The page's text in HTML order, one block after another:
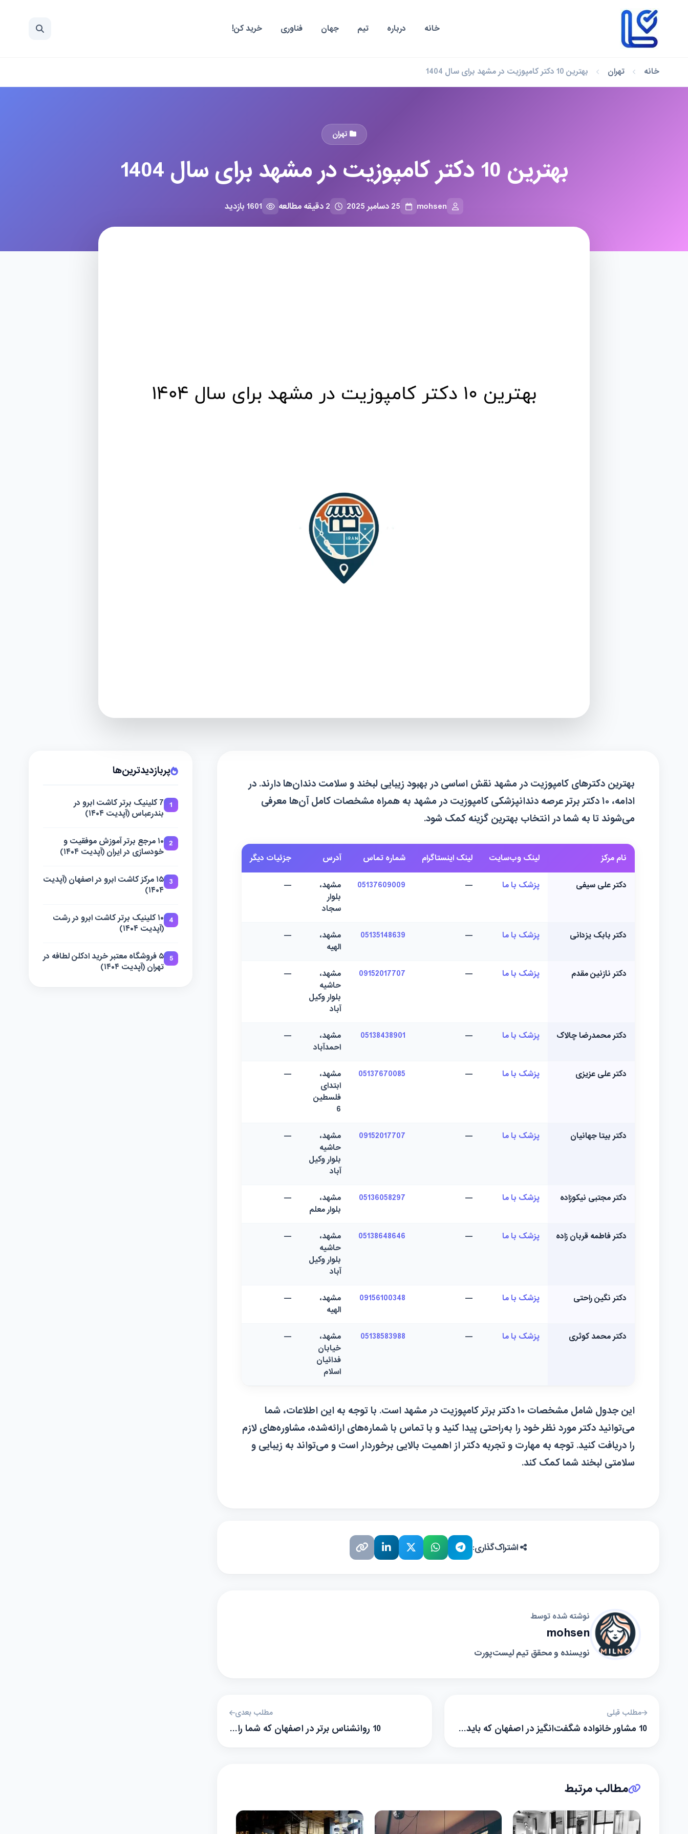
خانه درباره تیم جهان فناوری خرید کن!
خانه تهران بهترین 10 دکتر کامپوزیت در مشهد برای سال 1404
تهران
بهترین 10 دکتر کامپوزیت در مشهد برای سال 1404
mohsen 25 دسامبر 2025 2 دقیقه مطالعه 1601 بازدید
بهترین دکترهای کامپوزیت در مشهد نقش اساسی در بهبود زیبایی لبخند و سلامت دندان‌ها دارند. در
ادامه، ۱۰ دکتر برتر عرصه دندانپزشکی کامپوزیت در مشهد به همراه مشخصات کامل آن‌ها معرفی
می‌شوند تا به شما در انتخاب بهترین گزینه کمک شود.
نام مرکز لینک وب‌سایت لینک اینستاگرام شماره تماس آدرس جزئیات دیگر
دکتر علی سیفی پزشک با ما —
05137609009
مشهد،
بلوار
سجاد
—
دکتر بابک یزدانی پزشک با ما —
05135148639
مشهد،
الهیه
—
دکتر نازنین مقدم پزشک با ما —
09152017707
مشهد،
حاشیه
بلوار وکیل
آباد
—
دکتر محمدرضا چالاک پزشک با ما —
05138438901
مشهد،
احمدآباد
—
دکتر علی عزیزی پزشک با ما —
05137670085
مشهد،
ابتدای
فلسطین
6
—
دکتر بیتا جهانیان پزشک با ما —
09152017707
مشهد،
حاشیه
بلوار وکیل
آباد
—
دکتر مجتبی نیکوزاده پزشک با ما —
05136058297
مشهد،
بلوار معلم
—
دکتر فاطمه قربان زاده پزشک با ما —
05138648646
مشهد،
حاشیه
بلوار وکیل
آباد
—
دکتر نگین راحتی پزشک با ما —
09156100348
مشهد،
الهیه
—
دکتر محمد کوثری پزشک با ما —
05138583988
مشهد،
خیابان
فدائیان
اسلام
—
این جدول شامل مشخصات ۱۰ دکتر برتر کامپوزیت در مشهد است. با توجه به این اطلاعات، شما
می‌توانید دکتر مورد نظر خود را به‌راحتی پیدا کنید و با تماس با شماره‌های ارائه‌شده، مشاوره‌های لازم
را دریافت کنید. توجه به مهارت و تجربه دکتر از اهمیت بالایی برخوردار است و می‌تواند به زیبایی و
سلامتی لبخند شما کمک کند.
اشتراک‌گذاری:
نوشته شده توسط
mohsen
نویسنده و محقق تیم لیست‌پورت
مطلب قبلی
10 مشاور خانواده شگفت‌انگیز در اصفهان که باید…
مطلب بعدی
10 روانشناس برتر در اصفهان که شما را…
مطالب مرتبط
پربازدیدترین‌ها
1
7 کلینیک برتر کاشت ابرو در
بندرعباس (آپدیت ۱۴۰۴)
2
۱۰ مرجع برتر آموزش موفقیت و
خودسازی در ایران (آپدیت ۱۴۰۴)
3
۱۵ مرکز کاشت ابرو در اصفهان (آپدیت
۱۴۰۴)
4
۱۰ کلینیک برتر کاشت ابرو در رشت
(آپدیت ۱۴۰۴)
5
۵ فروشگاه معتبر خرید ادکلن لطافه در
تهران (آپدیت ۱۴۰۴)